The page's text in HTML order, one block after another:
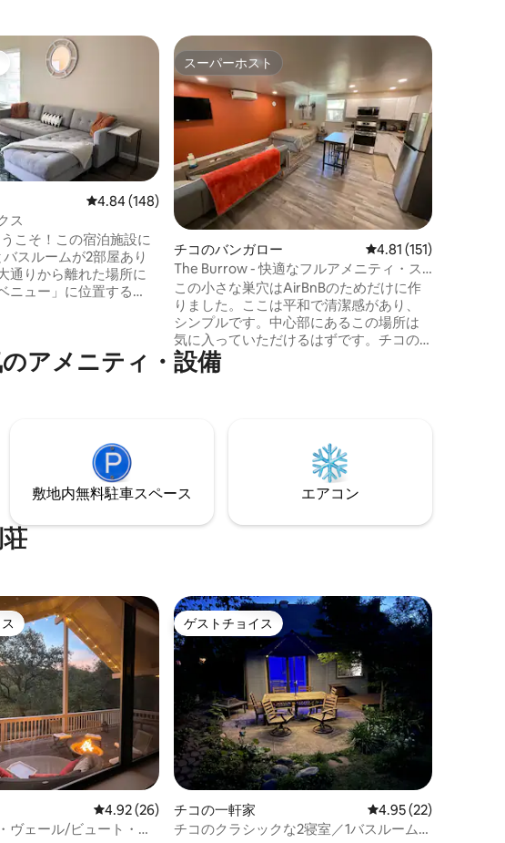
の平均評価
レビュー148件、5つ星中4.84つ星の平均評価
4.84 (148)
ス
こそ！この宿泊施設に
スルームが2部屋あり
通りから離れた場所に
ニュー」に位置する
ご予約後、滞在1回あた
金が追加でお支払いい
ス付きの庭はありませ
スーパーホスト
スーパーホスト
チコのバンガロー レビュー151件、5つ
4.81 (151)
The Burrow - 快適なフルアメニティ・ス
タジオ
この小さな巣穴はAirBnBのためだけに作
りました。ここは平和で清潔感があり、
シンプルです。中心部にあるこの場所は
気に入っていただけるはずです。チコの
素晴らしい場所まで徒歩15分で行けます。
旅のお供として、フルキッチンやバス、
素晴らしい洗濯機があります。 ドアのす
ぐ外にある専用駐車スペースと専用パテ
ィオをお楽しみください。 何かお困りで
すか？私たちは1ブロック先に住んでいま
アメニティ・設備
敷地内無料駐⁠車ス⁠ペ⁠ー⁠ス エアコン
の平均評価
ョイスです。
レビュー26件、5つ星中4.92つ星の平均評価
4.92 (26)
ヴェール/ビュート・ク
ゲストチョイス
ゲストチョイス
チコの一軒家 レビュー22件、5つ
4.95 (22)
チコのクラシックな2寝室／1バスルームの